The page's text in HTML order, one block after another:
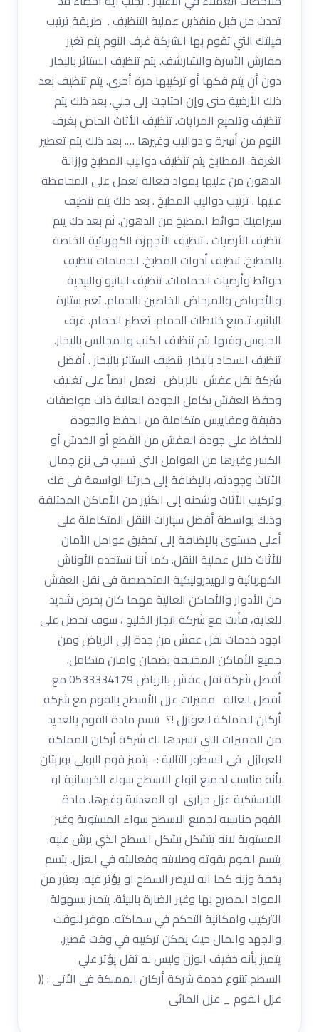
تحدث من قبل منفذين عملية التنظيف . طريقة ترتيب
فيلتك التي تقوم بها الشركة غرف النوم يتم تغير
مفارش الأسِرة والشارشف. يتم تنظيف الستائر بالبخار
دون أن يتم فكها أو تركيبها مرة أخرى. يتم تنظيف بعد
ذلك الأرضية حتى وإن احتاجت إلى جلي. بعد ذلك يتم
تنظيف وتلميع المرايات. تنظيف الأثاث الخاص بغرف
النوم من أسِرة و دواليب وغيرها …. بعد ذلك يتم تعطير
الغرفة. المطابخ يتم تنظيف دواليب المطبخ وإزالة
الدهون من عليها بمواد فعالة تعمل على المحافظة
عليها . ترتيب دواليب المطبخ . بعد ذلك يتم تنظيف
سيراميك حوائط المطبخ من الدهون. ثم بعد ذك يتم
تنظيف الأرضيات . تنظيف الأجهزة الكهربائية الخاصة
بالمطبخ. تنظيف أدوات المطبخ. الحمامات تنظيف
حوائط وأرضيات الحمامات. تنظيف البانيو والبيدية
والأحواض والمرحاض الخاصين بالحمام. تغير ستارة
البانيو. تلميع خلاطات الحمام. تعطير الحمام. غرف
الجلوس وفيها يتم تنظيف الكنب والمجالس بالبخار.
تنظيف السجاد بالبخار. تنطيف الستائر بالبخار . أفضل
شركة نقل عفش بالرياض نعمل ايضاً على تغليف
وحفظ العفش بكامل الجودة العالية ذات مواصفات
دقيقة ومقاييس متكاملة من الحفظ والجودة
للحفاظ على جودة العفش من القطع أو الخدش أو
الكسر وغيرها من العوامل التى تسبب فى نزع جمال
الأثاث وجودته، بالإضافة إلى خبرتنا الواسعة فى فك
وتركيب الأثاث وشحنه إلى الكثير من الأماكن المختلفة
وذلك بواسطة أفضل سيارات النقل المتكاملة على
أعلى مستوى بالإضافة إلى تحقيق عوامل الأمان
للأثاث خلال عملية النقل. كما أننا نستخدم الأوناش
الكهربائية والهيدروليكية المتخصصة فى نقل العفش
من الأدوار والأماكن العالية مهما كان بحرص شديد
للغاية، فأنت مع شركة انجاز الخليج ، سوف تحصل على
اجود خدمات نقل عفش من جدة إلى الرياض ومن
جميع الأماكن المختلفة بضمان وامان متكامل.
أفضل شركة نقل عفش بالرياض 0533334179 مع
أفضل العالة مميزات عزل الاْسطح بالفوم مع شركة
أركان المملكة للعوازل !؟ تتسم مادة الفوم بالعديد
من المميزات التي تسردها لك شركة أركان المملكة
للعوازل في السطور التالية :- يتميز فوم البولي يوريثان
بأنه مناسب لجميع انواع الاسطح سواء الخرسانية او
البلاستيكية عزل حرارى او المعدنية وغيرها. مادة
الفوم مناسبه لجميع الاسطح سواء المستوية وغير
المستوية لانه يتشكل بشكل السطح الذي يرش عليه.
يتسم الفوم بقوته وصلابته وفعاليته في العزل. يتسم
بخفة وزنه كما انه لايضر السطح او يؤثر فيه. يعتبر من
المواد المصرح بها وغير الضارة بالبيئة. يتميز بسهولة
التركيب وامكانية التحكم في سماكته. موفر للوقت
والجهد والمال حيث يمكن تركيبه في وقت قصير.
يتميز بأنه خفيف الوزن وليس له ثقل يؤثر علي
السطح.تتنوع خدمة شركة أركان المملكة فى الاْتى : ((
عزل الفوم _ عزل المائى